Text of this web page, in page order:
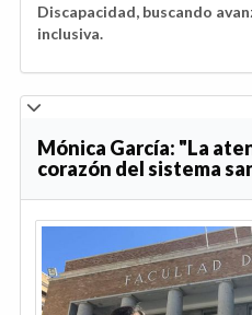
Discapacidad, buscando
inclusiva.
Mónica García: "La
corazón del sistema